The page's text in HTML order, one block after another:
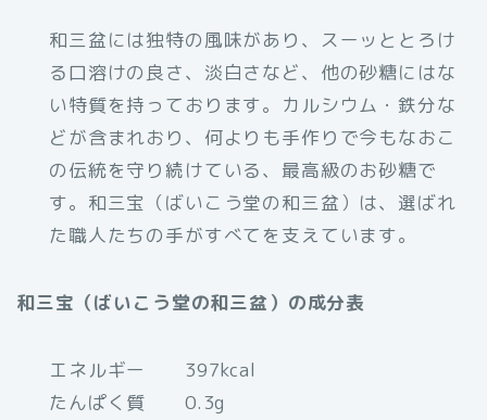
和三盆には独特の風味があり、スーッととろけ
る口溶けの良さ、淡白さなど、他の砂糖にはな
い特質を持っております。カルシウム・鉄分な
どが含まれおり、何よりも手作りで今もなおこ
の伝統を守り続けている、最高級のお砂糖で
す。和三宝（ばいこう堂の和三盆）は、選ばれ
た職人たちの手がすべてを支えています。
和三宝（ばいこう堂の和三盆）の成分表
エネルギー 397kcal
たんぱく質 0.3g